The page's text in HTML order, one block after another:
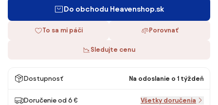
Do obchodu Heavenshop.sk
To sa mi páči Porovnať
Sledujte cenu
Dostupnosť Na odoslanie o 1 týždeň
Doručenie od 6 € Všetky doručenia